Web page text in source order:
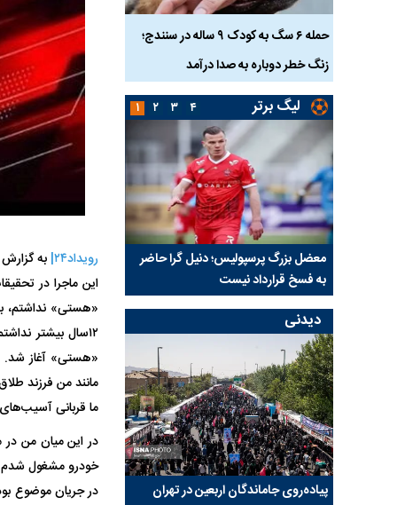
رویداد۲۴|
این ماجرا در
۱۲سال بیشتر
«هستی» آغاز شد.
مانند من فرزند
ما قربانی
در این میان من
خودرو مشغول شدم
حمله ۶ سگ به کودک ۹ ساله در سنندج؛
زنگ خطر دوباره به صدا درآمد
کشته شدند
لیگ برتر
معضل بزرگ پرسپولیس؛ دنیل گرا حاضر
به فسخ قرارداد نیست
مقصد احتمالی
مشخص شد
۱ ۲ ۳ ۴
دیدنی
پیاده‌روی جاماندگان اربعین در تهران